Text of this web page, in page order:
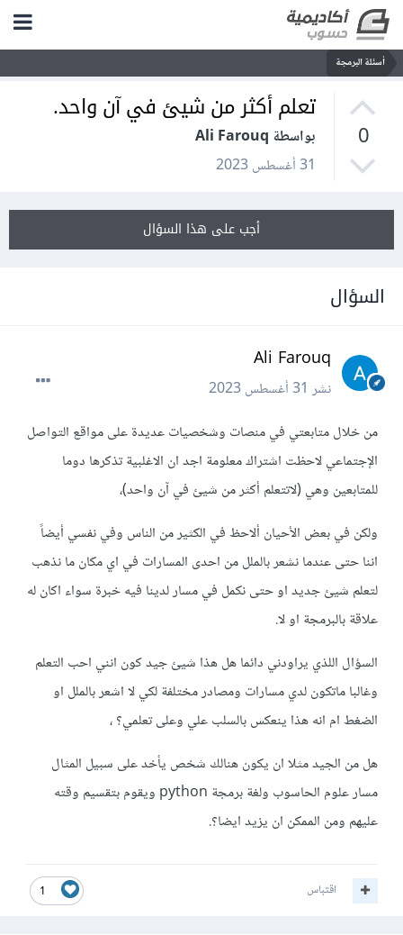
أسئلة البرمجة
0
تعلم أكثر من شيئ في آن واحد.
بواسطة Ali Farouq
31 أغسطس 2023
أجب على هذا السؤال
السؤال
Ali Farouq
نشر31 أغسطس 2023
من خلال متابعتي في منصات وشخصيات عديدة على مواقع التواصل
الإجتماعي لاحظت اشتراك معلومة اجد ان الاغلبية تذكرها دوما
للمتابعين وهي (لاتتعلم أكثر من شيئ في آن واحد)،
ولكن في بعض الأحيان ألاحظ في الكثير من الناس وفي نفسي أيضاً
اننا حتى عندما نشعر بالملل من احدى المسارات في اي مكان ما نذهب
لتعلم شيئ جديد او حتى نكمل في مسار لدينا فيه خبرة سواء اكان له
علاقة بالبرمجة او لا.
السؤال اللذي يراودني دائما هل هذا شيئ جيد كون انني احب التعلم
وغالبا ماتكون لدي مسارات ومصادر مختلفة لكي لا اشعر بالملل او
الضغط ام انه هذا ينعكس بالسلب علي وعلى تعلمي؟ ،
هل من الجيد مثلا ان يكون هنالك شخص يأخد على سبيل المثال
مسار علوم الحاسوب ولغة برمجة python ويقوم بتقسيم وقته
عليهم ومن الممكن ان يزيد ايضا؟.
1 اقتباس